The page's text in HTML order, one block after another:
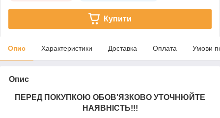
Купити
Опис Характеристики Доставка Оплата Умови
Опис
ПЕРЕД ПОКУПКОЮ ОБОВ'ЯЗКОВО УТОЧНЮЙТЕ
НАЯВНІСТЬ!!!